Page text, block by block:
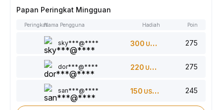
Papan Peringkat Mingguan
PeringkatNama Pengguna Hadiah Poin
sky***@**** 300 USDT 275
dor***@**** 220 USDT 275
san***@**** 150 USDT 245